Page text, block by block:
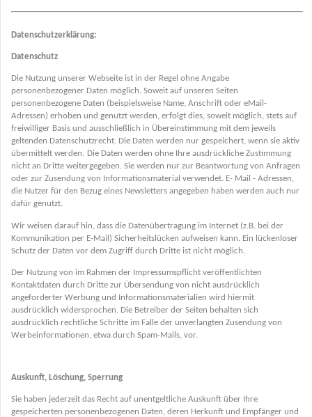
Datenschutzerklärung:
Datenschutz
Die Nutzung unserer Webseite ist in der Regel ohne Angabe
personenbezogener Daten möglich. Soweit auf unseren Seiten
personenbezogene Daten (beispielsweise Name, Anschrift oder eMail-
Adressen) erhoben und genutzt werden, erfolgt dies, soweit möglich, stets auf
freiwilliger Basis und ausschließlich in Übereinstimmung mit dem jeweils
geltenden Datenschutzrecht. Die Daten werden nur gespeichert, wenn sie aktiv
übermittelt werden. Die Daten werden ohne Ihre ausdrückliche Zustimmung
nicht an Dritte weitergegeben. Sie werden nur zur Beantwortung von Anfragen
oder zur Zusendung von Informationsmaterial verwendet. E- Mail - Adressen,
die Nutzer für den Bezug eines Newsletters angegeben haben werden auch nur
dafür genutzt.
Wir weisen darauf hin, dass die Datenübertragung im Internet (z.B. bei der
Kommunikation per E-Mail) Sicherheitslücken aufweisen kann. Ein lückenloser
Schutz der Daten vor dem Zugriff durch Dritte ist nicht möglich.
Der Nutzung von im Rahmen der Impressumspflicht veröffentlichten
Kontaktdaten durch Dritte zur Übersendung von nicht ausdrücklich
angeforderter Werbung und Informationsmaterialien wird hiermit
ausdrücklich widersprochen. Die Betreiber der Seiten behalten sich
ausdrücklich rechtliche Schritte im Falle der unverlangten Zusendung von
Werbeinformationen, etwa durch Spam-Mails, vor.
Auskunft, Löschung, Sperrung
Sie haben jederzeit das Recht auf unentgeltliche Auskunft über Ihre
gespeicherten personenbezogenen Daten, deren Herkunft und Empfänger und